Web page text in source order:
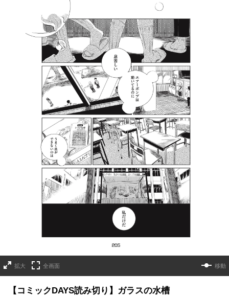
拡大 全画面 移動
【コミックDAYS読み切り】ガラスの水槽